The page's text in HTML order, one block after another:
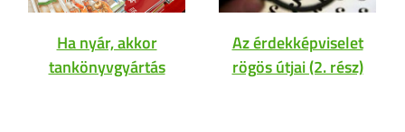
Ha nyár, akkor
tankönyvgyártás
Az érdekképviselet
rögös útjai (2. rész)